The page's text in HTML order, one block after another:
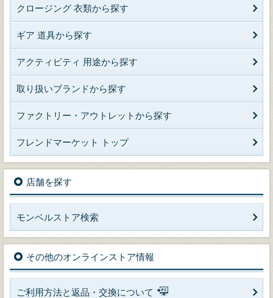
クロージング 衣類から探す
ギア 道具から探す
アクティビティ 用途から探す
取り扱いブランドから探す
ファクトリー・アウトレットから探す
フレンドマーケット トップ
店舗を探す
モンベルストア検索
その他のオンラインストア情報
ご利用方法と返品・交換について